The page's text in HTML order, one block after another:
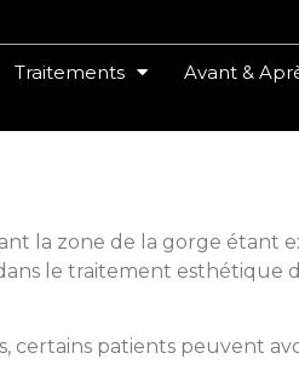
Traitements Avant &
la zone de la gorge étant
le traitement esthétique
patients peuvent